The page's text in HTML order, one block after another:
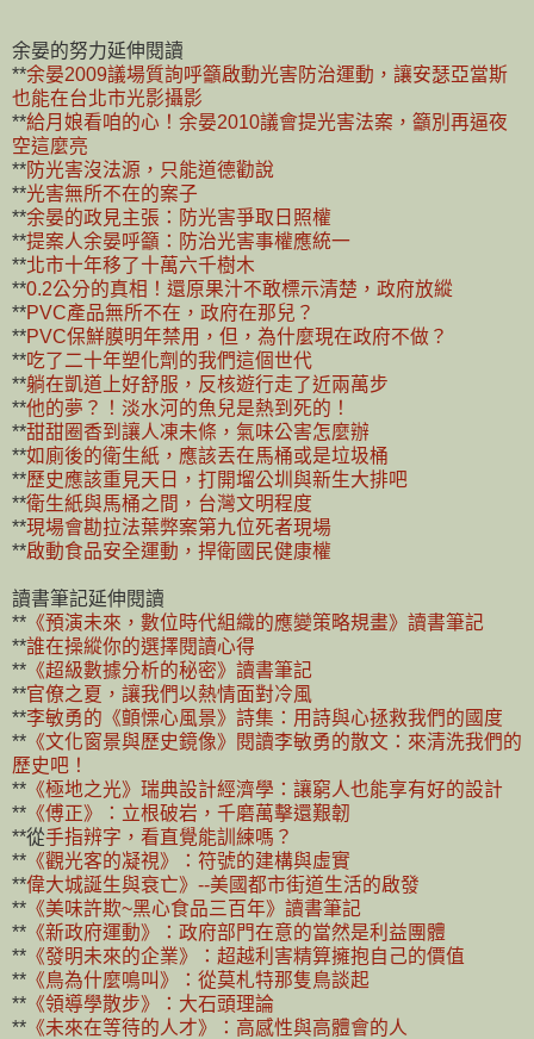
余晏的努力延伸閱讀
**余晏2009議場質詢呼籲啟動光害防治運動，讓安瑟亞當斯
也能在台北市光影攝影
**給月娘看咱的心！余晏2010議會提光害法案，籲別再逼夜
空這麼亮
**防光害沒法源，只能道德勸說
**光害無所不在的案子
**余晏的政見主張：防光害爭取日照權
**提案人余晏呼籲：防治光害事權應統一
**北市十年移了十萬六千樹木
**0.2公分的真相！還原果汁不敢標示清楚，政府放縱
**PVC產品無所不在，政府在那兒？
**PVC保鮮膜明年禁用，但，為什麼現在政府不做？
**吃了二十年塑化劑的我們這個世代
**躺在凱道上好舒服，反核遊行走了近兩萬步
**他的夢？！淡水河的魚兒是熱到死的！
**甜甜圈香到讓人凍未條，氣味公害怎麼辦
**如廁後的衛生紙，應該丟在馬桶或是垃圾桶
**歷史應該重見天日，打開塯公圳與新生大排吧
**衛生紙與馬桶之間，台灣文明程度
**現場會勘拉法葉弊案第九位死者現場
**啟動食品安全運動，捍衛國民健康權
讀書筆記延伸閱讀
** 《預演未來，數位時代組織的應變策略規畫》讀書筆記
**誰在操縱你的選擇閱讀心得
** 《超級數據分析的秘密》讀書筆記
**官僚之夏，讓我們以熱情面對冷風
**李敏勇的《顫慄心風景》詩集：用詩與心拯救我們的國度
** 《文化窗景與歷史鏡像》閱讀李敏勇的散文：來清洗我們的
歷史吧！
** 《極地之光》瑞典設計經濟學：讓窮人也能享有好的設計
** 《傅正》：立根破岩，千磨萬擊還艱韌
**從手指辨字，看直覺能訓練嗎？
** 《觀光客的凝視》：符號的建構與虛實
**偉大城誕生與衰亡》--美國都市街道生活的啟發
** 《美味許欺~黑心食品三百年》讀書筆記
** 《新政府運動》：政府部門在意的當然是利益團體
** 《發明未來的企業》：超越利害精算擁抱自己的價值
** 《鳥為什麼鳴叫》：從莫札特那隻鳥談起
** 《領導學散步》：大石頭理論
** 《未來在等待的人才》：高感性與高體會的人